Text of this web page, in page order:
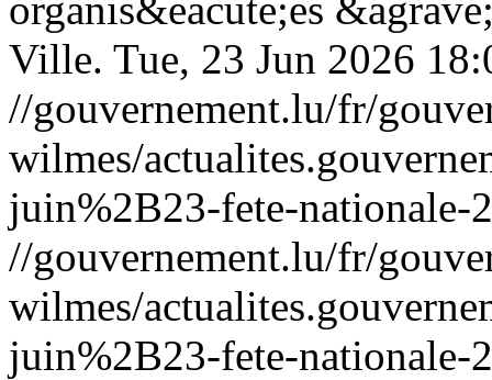
Ville. Tue, 23 Jun 2026
//gouvernement.lu/fr/
wilmes/
juin%2B23-fete-nationale-
//gouvernement.lu/fr/
wilmes/
juin%2B23-fete-nationale-